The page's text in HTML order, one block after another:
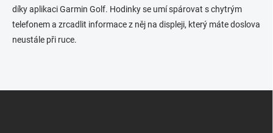
p
r
díky aplikaci Garmin Golf. Hodinky se umí spárovat s chytrým
telefonem a zrcadlit informace z něj na displeji, který máte doslova
neustále při ruce.